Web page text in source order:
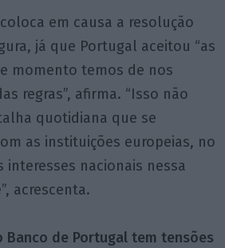
em causa a resolução
já que Portugal aceitou “as
momento temos de nos
regras”, afirma. “Isso não
quotidiana que se
as instituições europeias, no
nacionais nessa
acrescenta.
Banco de Portugal tem tensões